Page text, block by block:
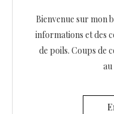
Bienvenue sur mon
informations et des
de poils. Coups de